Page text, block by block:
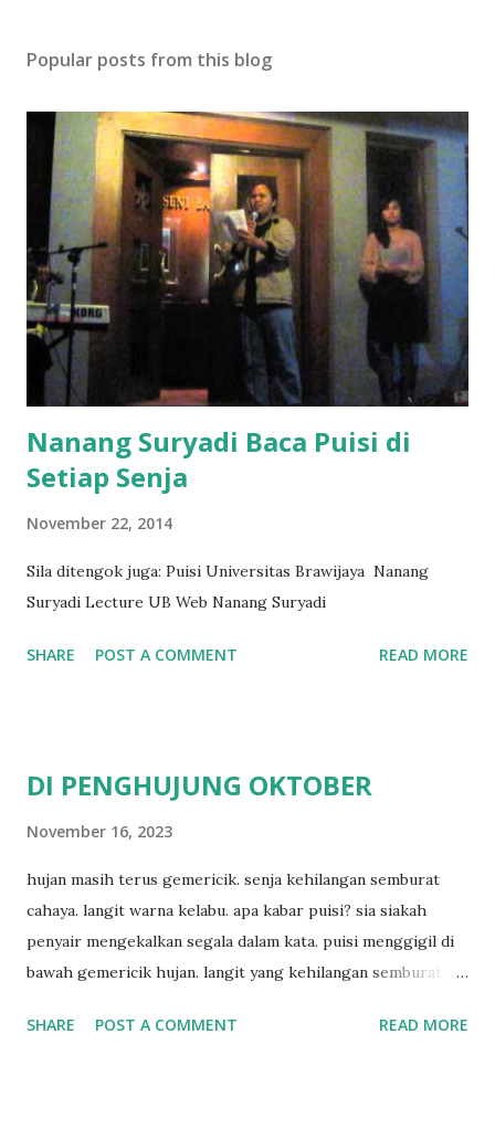
Popular posts from this blog
Nanang Suryadi Baca Puisi di
Setiap Senja
November 22, 2014
Sila ditengok juga: Puisi Universitas Brawijaya Nanang
Suryadi Lecture UB Web Nanang Suryadi
SHARE POST A COMMENT READ MORE
DI PENGHUJUNG OKTOBER
November 16, 2023
hujan masih terus gemericik. senja kehilangan semburat
cahaya. langit warna kelabu. apa kabar puisi? sia siakah
penyair mengekalkan segala dalam kata. puisi menggigil di
bawah gemericik hujan. langit yang kehilangan semburat
penyair? apakah sia sia aku dituliskan. puisi menggigil
SHARE POST A COMMENT READ MORE